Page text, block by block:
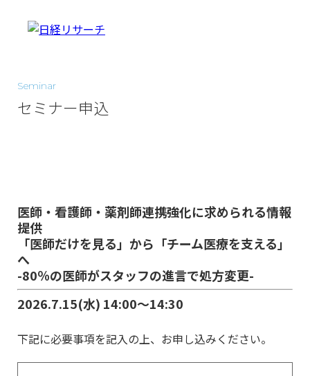
Seminar
セミナー申込
医師・看護師・薬剤師連携強化に求められる情報
提供
「医師だけを見る」から「チーム医療を支える」
へ
-80％の医師がスタッフの進言で処方変更-
2026.7.15(水) 14:00～14:30
下記に必要事項を記入の上、お申し込みください。